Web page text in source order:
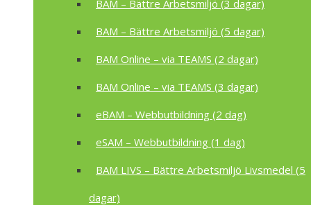
BAM – Bättre Arbetsmiljö (3 dagar)
BAM – Bättre Arbetsmiljö (5 dagar)
BAM Online – via TEAMS (2 dagar)
BAM Online – via TEAMS (3 dagar)
eBAM – Webbutbildning (2 dag)
eSAM – Webbutbildning (1 dag)
BAM LIVS – Bättre Arbetsmiljö Livsmedel (5
dagar)